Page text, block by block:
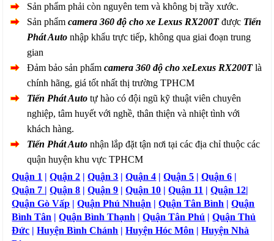
Sản phẩm phải còn nguyên tem và không bị trầy xước.
Sản phẩmcamera 360 độ cho xe Lexus RX200Tđược Tiến
Phát Autonhập khẩu trực tiếp, không qua giai đoạn trung
gian
Đảm bảo sản phẩmcamera 360 độ cho xeLexus RX200Tlà
chính hãng, giá tốt nhất thị trường TPHCM
Tiến Phát Autotự hào có đội ngũ kỹ thuật viên chuyên
nghiệp, tâm huyết với nghề, thân thiện và nhiệt tình với
khách hàng.
Tiến Phát Auto nhận lắp đặt tận nơi tại các địa chỉ thuộc các
quận huyện khu vực TPHCM
Quận 1 |Quận 2 |Quận 3 |Quận 4 |Quận 5 |Quận 6 |
Quận 7 |Quận 8 |Quận 9 |Quận 10 |Quận 11 |Quận 12|
Quận Gò Vấp |Quận Phú Nhuận |Quận Tân Bình |Quận
Bình Tân |Quận Bình Thạnh |Quận Tân Phú |Quận Thủ
Đức |Huyện Bình Chánh |Huyện Hóc Môn |Huyện Nhà